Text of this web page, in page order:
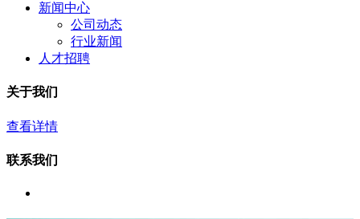
新闻中心
公司动态
行业新闻
人才招聘
关于我们
查看详情
联系我们